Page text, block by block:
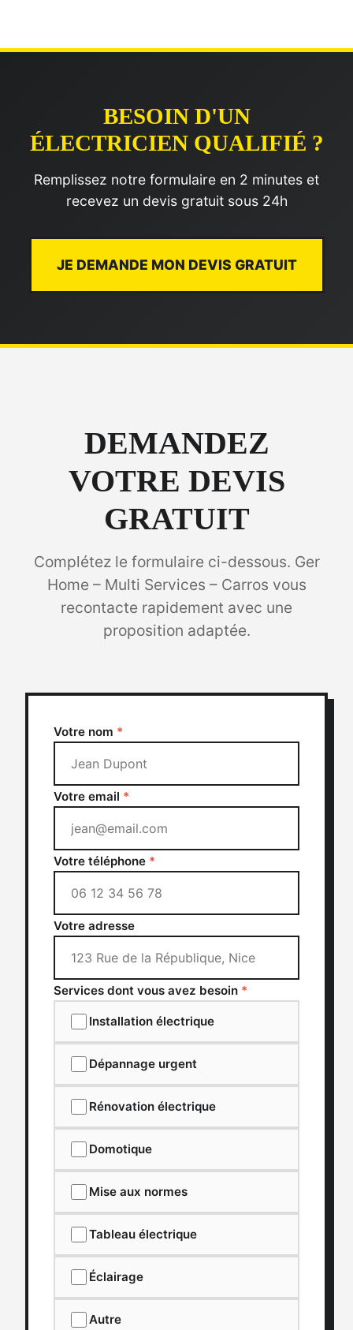
BESOIN D'UN
ÉLECTRICIEN QUALIFIÉ ?
Remplissez notre formulaire en 2 minutes et
recevez un devis gratuit sous 24h
JE DEMANDE MON DEVIS GRATUIT
DEMANDEZ
VOTRE DEVIS
GRATUIT
Complétez le formulaire ci-dessous. Ger
Home – Multi Services – Carros vous
recontacte rapidement avec une
proposition adaptée.
Votre nom *
Votre email *
Votre téléphone *
Votre adresse
Services dont vous avez besoin *
Installation électrique
Dépannage urgent
Rénovation électrique
Domotique
Mise aux normes
Tableau électrique
Éclairage
Autre